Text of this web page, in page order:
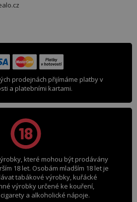
prodejnách přijímáme platby v
a platebními kartami.
které mohou být prodávány
18 let. Osobám mladším 18 let je
tabákové výrobky, kuřácké
výrobky určené ke kouření,
a alkoholické nápoje.